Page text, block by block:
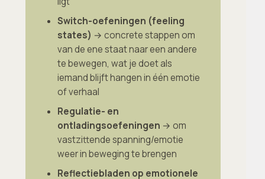
Switch-oefeningen (feeling
states) → concrete stappen om
van de ene staat naar een andere
te bewegen, wat je doet als
iemand blijft hangen in één emotie
of verhaal
Regulatie- en
ontladingsoefeningen → om
vastzittende spanning/emotie
weer in beweging te brengen
Reflectiebladen op emotionele